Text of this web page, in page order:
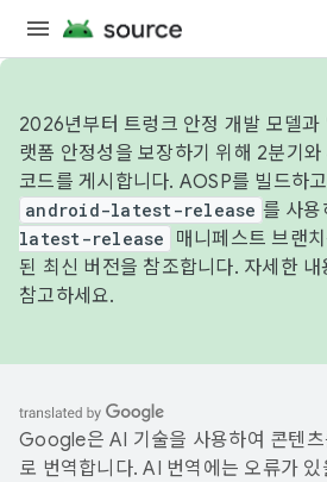
2026년부터 트렁크 안정 개발 모델과
랫폼 안정성을 보장하기 위해 2분기
코드를 게시합니다. AOSP를 빌드하
android-latest-release 를 사용
latest-release
매니페스트 브랜
된 최신 버전을 참조합니다. 자세한 내
참고하세요.
Google은 AI 기술을 사용하여 콘텐츠
로 번역합니다. AI 번역에는 오류가